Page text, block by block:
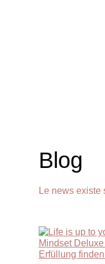
Blog
Le news existe